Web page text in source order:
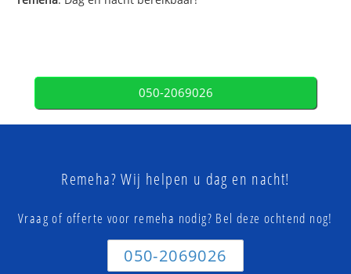
050-2069026
Remeha? Wij helpen u dag en nacht!
Vraag of offerte voor remeha nodig? Bel deze ochtend nog!
050-2069026